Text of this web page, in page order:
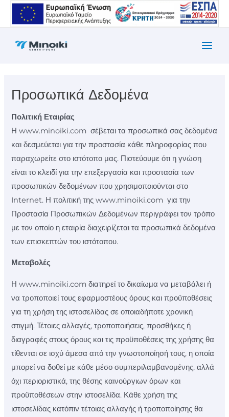
Μετάβαση
Προσωπικά Δεδομένα
Πολιτική Εταιρίας
Η www.minoiki.com σέβεται τα προσωπικά σας δεδομένα
και δεσμεύεται για την προστασία κάθε πληροφορίας που
παραχωρείτε στο ιστότοπο μας. Πιστεύουμε ότι η γνώση
είναι το κλειδί για την επεξεργασία και προστασία των
προσωπικών δεδομένων που χρησιμοποιούνται στο
Internet. Η πολιτική της www.minoiki.com για την
Προστασία Προσωπικών Δεδομένων περιγράφει τον τρόπο
με τον οποίο η εταιρία διαχειρίζεται τα προσωπικά δεδομένα
των επισκεπτών του ιστότοπου.
Μεταβολές
Η www.minoiki.com διατηρεί το δικαίωμα να μεταβάλει ή
να τροποποιεί τους εφαρμοστέους όρους και προϋποθέσεις
για τη χρήση της ιστοσελίδας σε οποιαδήποτε χρονική
στιγμή. Τέτοιες αλλαγές, τροποποιήσεις, προσθήκες ή
διαγραφές στους όρους και τις προϋποθέσεις της χρήσης θα
τίθενται σε ισχύ άμεσα από την γνωστοποίησή τους, η οποία
μπορεί να δοθεί με κάθε μέσο συμπεριλαμβανομένης, αλλά
όχι περιοριστικά, της θέσης καινούργιων όρων και
προϋποθέσεων στην ιστοσελίδα. Κάθε χρήση της
ιστοσελίδας κατόπιν τέτοιας αλλαγής ή τροποποίησης θα